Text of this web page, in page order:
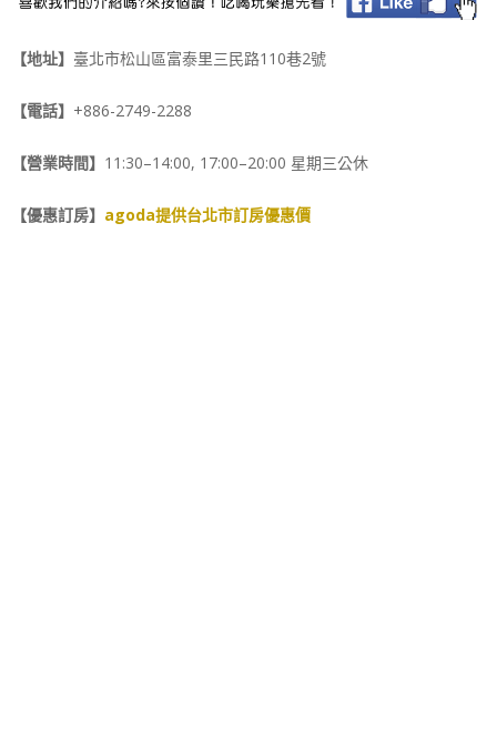
【地址】 臺北市松山區富泰里三民路110巷2號
【電話】 +886-2749-2288
【營業時間】 11:30–14:00, 17:00–20:00 星期三公休
【優惠訂房】 agoda提供台北市訂房優惠價